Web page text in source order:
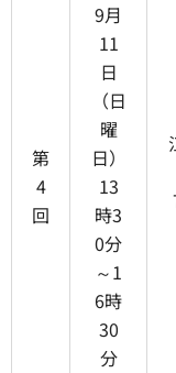
第
4
回
9月
11
日
（日
曜
日）
13
時3
0分
～1
6時
30
分